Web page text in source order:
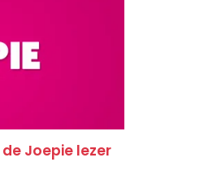
Joepie lezer